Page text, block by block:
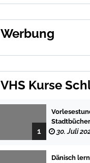
Werbung
VHS Kurse
1 30. Juli
Dänisch